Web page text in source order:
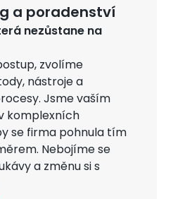
a poradenství
nezůstane na
zvolíme
nástroje a
Jsme vaším
komplexních
se firma pohnula tím
Nebojíme se
a změnu si s